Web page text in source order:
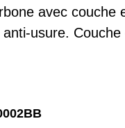
avec couche
usure. Couche